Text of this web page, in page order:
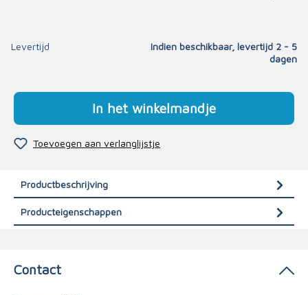
Levertijd
Indien beschikbaar, levertijd 2 - 5
dagen
In het winkelmandje
Toevoegen aan verlanglijstje
Productbeschrijving
Producteigenschappen
Contact